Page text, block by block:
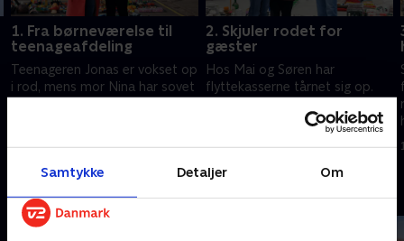
Samtykke Detaljer Om
1. Fra børneværelse til
teenageafdeling
Teenageren Jonas er vokset op
i rod, mens mor Nina har sovet
4. juli 2024 • 40 min
2. Skjuler rodet for
gæster
Hos Mai og Søren har
flyttekasserne tårnet sig op.
gemmer de nemlig alt deres
rod ned i en ny kasse. Nu vil de
11. juli 2024 • 40 min
Andre så også